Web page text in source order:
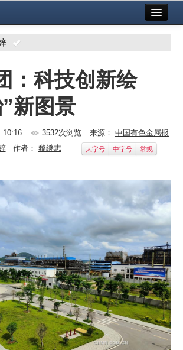
广告服务
：科技创新绘
新图景
10:16 3532次浏览 来源： 中国有色金属报
作者： 黎继志 大字号 中字号 常规